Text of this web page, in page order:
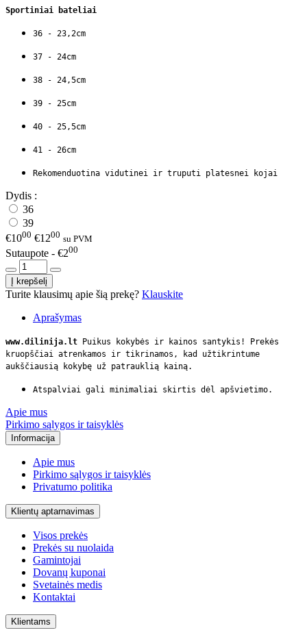
Sportiniai bateliai
36 - 23,2cm
37 - 24cm
38 - 24,5cm
39 - 25cm
40 - 25,5cm
41 - 26cm
Rekomenduotina vidutinei ir truputi platesnei kojai
Dydis :
36
39
€1000 €1200 su PVM
Sutaupote - €200
Turite klausimų apie šią prekę? Klauskite
Aprašymas
www.dilinija.lt Puikus kokybės ir kainos santykis! Prekės
kruopščiai atrenkamos ir tikrinamos, kad užtikrintume
aukščiausią kokybę už patrauklią kainą.
Atspalviai gali minimaliai skirtis dėl apšvietimo.
Apie mus
Pirkimo sąlygos ir taisyklės
Informacija
Apie mus
Pirkimo sąlygos ir taisyklės
Privatumo politika
Klientų aptarnavimas
Visos prekės
Prekės su nuolaida
Gamintojai
Dovanų kuponai
Svetainės medis
Kontaktai
Klientams